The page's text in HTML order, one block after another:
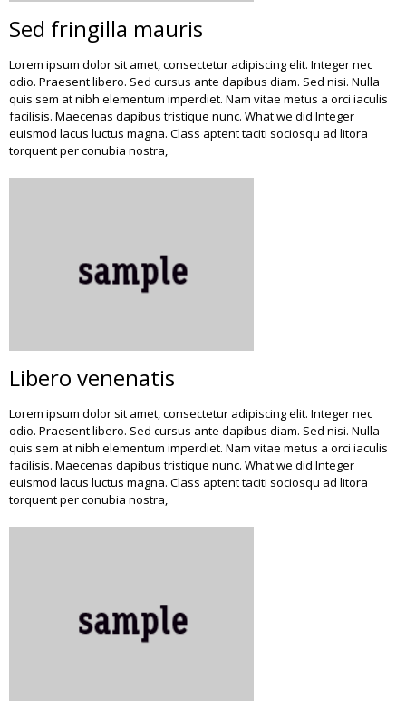
Sed fringilla mauris
Lorem ipsum dolor sit amet, consectetur adipiscing elit. Integer nec
odio. Praesent libero. Sed cursus ante dapibus diam. Sed nisi. Nulla
quis sem at nibh elementum imperdiet. Nam vitae metus a orci iaculis
facilisis. Maecenas dapibus tristique nunc. What we did Integer
euismod lacus luctus magna. Class aptent taciti sociosqu ad litora
torquent per conubia nostra,
Libero venenatis
Lorem ipsum dolor sit amet, consectetur adipiscing elit. Integer nec
odio. Praesent libero. Sed cursus ante dapibus diam. Sed nisi. Nulla
quis sem at nibh elementum imperdiet. Nam vitae metus a orci iaculis
facilisis. Maecenas dapibus tristique nunc. What we did Integer
euismod lacus luctus magna. Class aptent taciti sociosqu ad litora
torquent per conubia nostra,